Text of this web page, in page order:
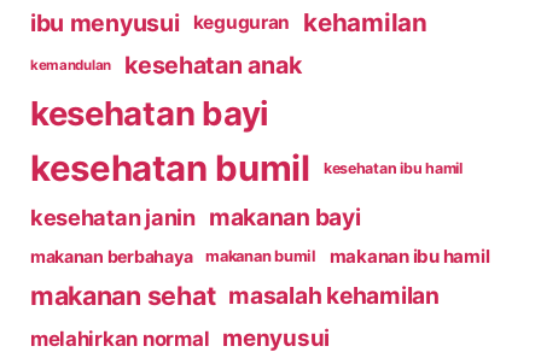
ibu menyusui keguguran kehamilan
kemandulan kesehatan anak
kesehatan bayi
kesehatan bumil kesehatan ibu hamil
kesehatan janin makanan bayi
makanan berbahaya makanan bumil makanan ibu hamil
makanan sehat masalah kehamilan
melahirkan normal menyusui